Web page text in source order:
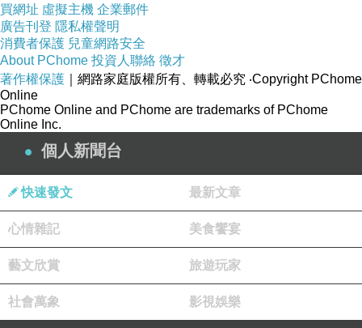
買網址 虛擬主機 企業郵件
廣告刊登 隱私權聲明
消費者保護 兒童網路安全
About PChome 投資人聯絡 徵才
著作權保護 ｜網路家庭版權所有、轉載必究 ‧Copyright PChome
Online
PChome Online and PChome are trademarks of PChome
Online Inc.
個人新聞台
快速發文 最新文章
心情雜記 美食饗宴
藝文欣賞 旅遊玩家
社會萬象 影視娛樂